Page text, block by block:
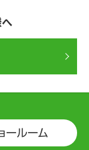
ールーム